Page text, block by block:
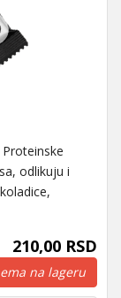
Proteinske
odlikuju i
210,00 RSD
na lageru